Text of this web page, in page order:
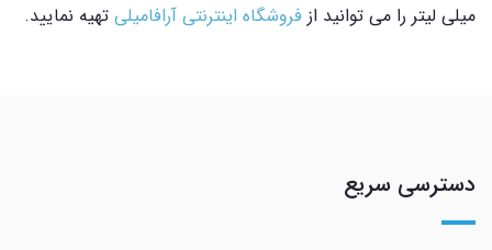
میلی لیتر را می توانید از فروشگاه اینترنتی آرافامیلی تهیه نمایید.
دسترسی سریع